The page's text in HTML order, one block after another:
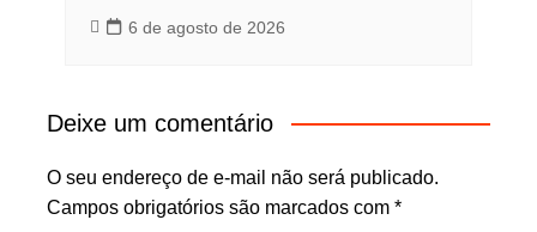
6 de agosto de 2026
Deixe um comentário
O seu endereço de e-mail não será publicado.
Campos obrigatórios são marcados com *